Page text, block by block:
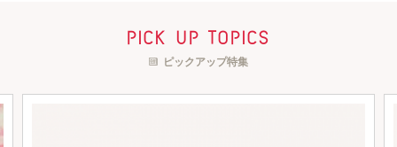
pick up topics
ピックアップ特集